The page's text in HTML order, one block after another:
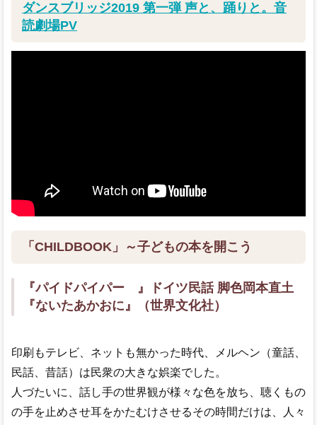
ダンスブリッジ2019 第一弾 声と、踊りと。音
読劇場PV
「CHILDBOOK」～子どもの本を開こう
『パイドパイパー 』ドイツ民話 脚色岡本直土
『ないたあかおに』（世界文化社）
印刷もテレビ、ネットも無かった時代、メルヘン（童話、
民話、昔話）は民衆の大きな娯楽でした。
人づたいに、話し手の世界観が様々な色を放ち、聴くもの
の手を止めさせ耳をかたむけさせるその時間だけは、人々